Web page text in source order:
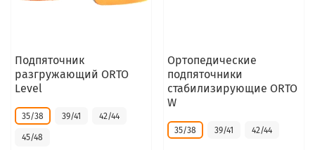
Подпяточник
разгружающий ORTO
Level
35/38 39/41 42/44
45/48
Ортопедические
подпяточники
стабилизирующие ORTO
W
35/38 39/41 42/44